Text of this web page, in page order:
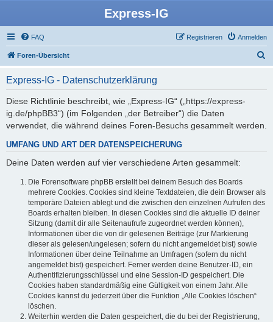
Express-IG
FAQ Anmelden
Registrieren
Foren-Übersicht
Express-IG - Datenschutzerklärung
Diese Richtlinie beschreibt, wie „Express-IG“ („https://express-
ig.de/phpBB3“) (im Folgenden „der Betreiber“) die Daten
verwendet, die während deines Foren-Besuchs gesammelt werden.
UMFANG UND ART DER DATENSPEICHERUNG
Deine Daten werden auf vier verschiedene Arten gesammelt:
Die Forensoftware phpBB erstellt bei deinem Besuch des Boards
mehrere Cookies. Cookies sind kleine Textdateien, die dein Browser als
temporäre Dateien ablegt und die zwischen den einzelnen Aufrufen des
Boards erhalten bleiben. In diesen Cookies sind die aktuelle ID deiner
Sitzung (damit dir alle Seitenaufrufe zugeordnet werden können),
Informationen über die von dir gelesenen Beiträge (zur Markierung
dieser als gelesen/ungelesen; sofern du nicht angemeldet bist) sowie
Informationen über deine Teilnahme an Umfragen (sofern du nicht
angemeldet bist) gespeichert. Ferner werden deine Benutzer-ID, ein
Authentifizierungsschlüssel und eine Session-ID gespeichert. Die
Cookies haben standardmäßig eine Gültigkeit von einem Jahr. Alle
Cookies kannst du jederzeit über die Funktion „Alle Cookies löschen“
löschen.
Weiterhin werden die Daten gespeichert, die du bei der Registrierung,